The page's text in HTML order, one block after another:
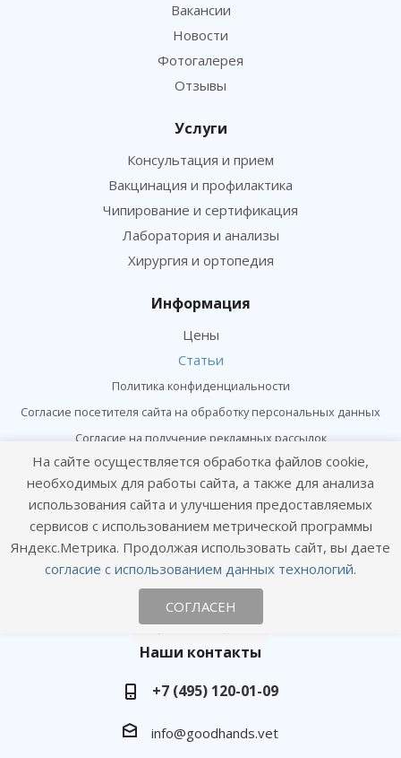
Вакансии
Новости
Фотогалерея
Отзывы
Услуги
Консультация и прием
Вакцинация и профилактика
Чипирование и сертификация
Лаборатория и анализы
Хирургия и ортопедия
Информация
Цены
Статьи
Политика конфиденциальности
Согласие посетителя сайта на обработку персональных данных
Согласие на получение рекламных рассылок
Онлайн консультация
Оставайтесь на связи
Наши контакты
+7 (495) 120-01-09
info@goodhands.vet
На сайте осуществляется обработка файлов cookie,
необходимых для работы сайта, а также для анализа
использования сайта и улучшения предоставляемых
сервисов с использованием метрической программы
Яндекс.Метрика. Продолжая использовать сайт, вы даете
согласие с использованием данных технологий.
СОГЛАСЕН